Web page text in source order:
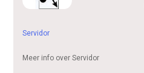
Servidor
Meer info over Servidor